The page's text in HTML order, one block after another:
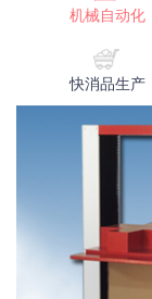
机械自动化
快消品生产